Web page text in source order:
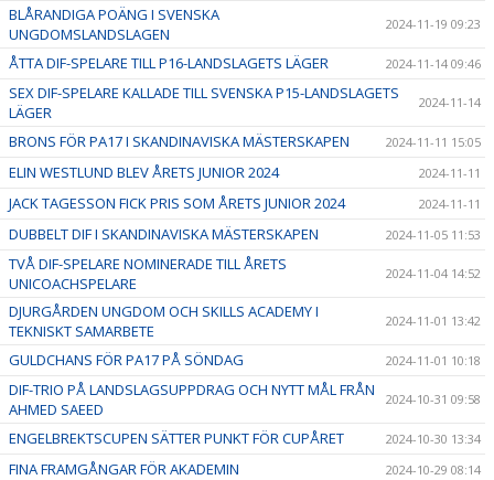
BLÅRANDIGA POÄNG I SVENSKA
UNGDOMSLANDSLAGEN
2024-11-19 09:23
ÅTTA DIF-SPELARE TILL P16-LANDSLAGETS LÄGER 2024-11-14 09:46
SEX DIF-SPELARE KALLADE TILL SVENSKA P15-LANDSLAGETS
LÄGER
2024-11-14
BRONS FÖR PA17 I SKANDINAVISKA MÄSTERSKAPEN 2024-11-11 15:05
ELIN WESTLUND BLEV ÅRETS JUNIOR 2024 2024-11-11
JACK TAGESSON FICK PRIS SOM ÅRETS JUNIOR 2024 2024-11-11
DUBBELT DIF I SKANDINAVISKA MÄSTERSKAPEN 2024-11-05 11:53
TVÅ DIF-SPELARE NOMINERADE TILL ÅRETS
UNICOACHSPELARE
2024-11-04 14:52
DJURGÅRDEN UNGDOM OCH SKILLS ACADEMY I
TEKNISKT SAMARBETE
2024-11-01 13:42
GULDCHANS FÖR PA17 PÅ SÖNDAG 2024-11-01 10:18
DIF-TRIO PÅ LANDSLAGSUPPDRAG OCH NYTT MÅL FRÅN
AHMED SAEED
2024-10-31 09:58
ENGELBREKTSCUPEN SÄTTER PUNKT FÖR CUPÅRET 2024-10-30 13:34
FINA FRAMGÅNGAR FÖR AKADEMIN 2024-10-29 08:14